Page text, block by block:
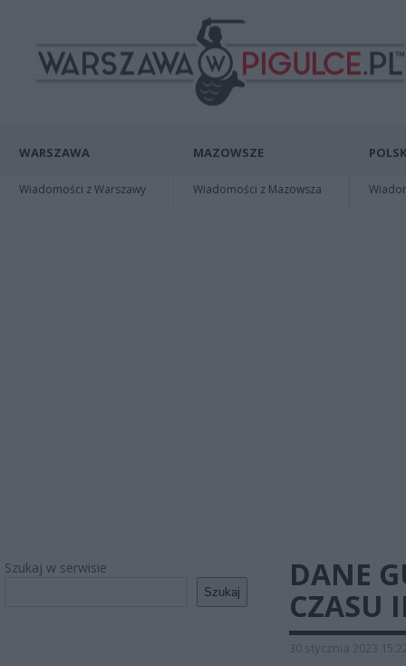
WARSZAWA
Wiadomości z Warszawy
MAZOWSZE
Wiadomości z Mazowsza
Szukaj w serwisie
Szukaj
DANE
CZASU
30 stycznia 2023